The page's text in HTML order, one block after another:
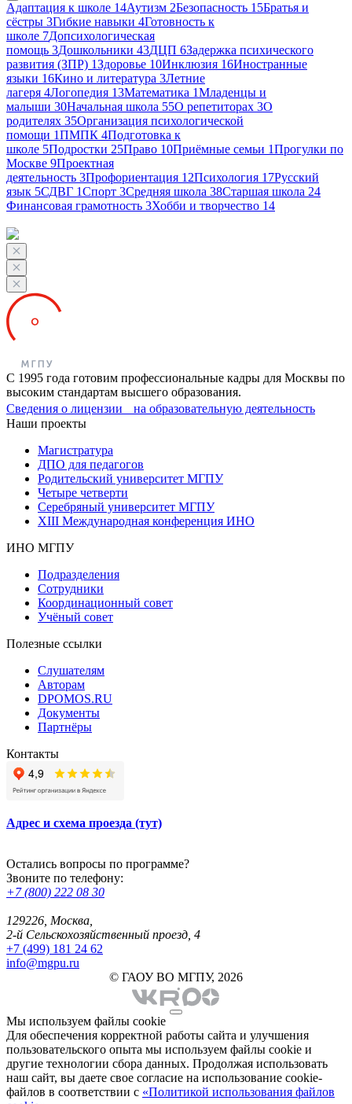
Адаптация к школе 14Аутизм 2Безопасность 15Братья и
сёстры 3Гибкие навыки 4Готовность к
школе 7Допсихологическая
помощь 3Дошкольники 43ДЦП 6Задержка психического
развития (ЗПР) 1Здоровье 10Инклюзия 16Иностранные
языки 16Кино и литература 3Летние
лагеря 4Логопедия 13Математика 1Младенцы и
малыши 30Начальная школа 55О репетиторах 3О
родителях 35Организация психологической
помощи 1ПМПК 4Подготовка к
школе 5Подростки 25Право 10Приёмные семьи 1Прогулки по
Москве 9Проектная
деятельность 3Профориентация 12Психология 17Русский
язык 5СДВГ 1Спорт 3Средняя школа 38Старшая школа 24
Финансовая грамотность 3Хобби и творчество 14
С 1995 года готовим профессиональные кадры для Москвы по
высоким стандартам высшего образования.
Сведения о лицензии на образовательную деятельность
Наши проекты
Магистратура
ДПО для педагогов
Родительский университет МГПУ
Четыре четверти
Серебряный университет МГПУ
XIII Международная конференция ИНО
ИНО МГПУ
Подразделения
Сотрудники
Координационный совет
Учёный совет
Полезные ссылки
Слушателям
Авторам
DPOMOS.RU
Документы
Партнёры
Контакты
Адрес и схема проезда (тут)
Остались вопросы по программе?
Звоните по телефону:
+7 (800) 222 08 30
129226, Москва,
2-й Сельскохозяйственный проезд, 4
+7 (499) 181 24 62
info@mgpu.ru
© ГАОУ ВО МГПУ, 2026
Мы используем файлы cookie
Для обеспечения корректной работы сайта и улучшения
пользовательского опыта мы используем файлы cookie и
другие технологии сбора данных. Продолжая использовать
наш сайт, вы даете свое согласие на использование cookie-
файлов в соответствии с «Политикой использования файлов